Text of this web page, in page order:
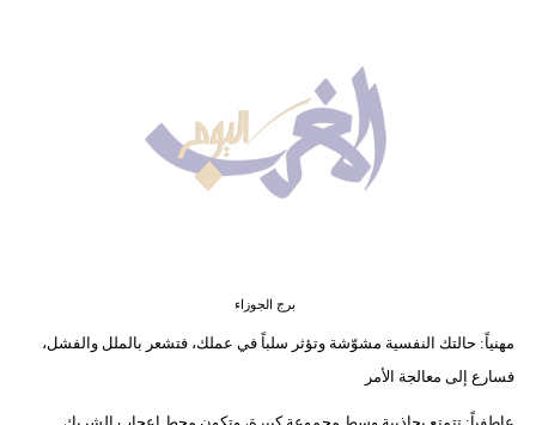
تعليم
برج الجوزاء
مهنياً: حالتك النفسية مشوّشة وتؤثر سلباً في عملك، فتشعر بالملل والفشل،
فسارع إلى معالجة الأمر